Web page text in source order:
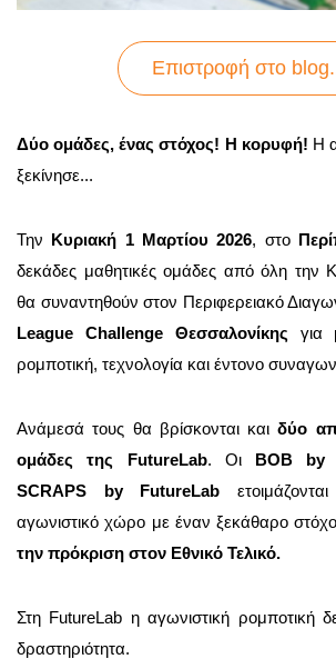
Επιστροφή στo
Δύο ομάδες, ένας στόχος! Η κορυφή! Η
ξεκίνησε...
Την Κυριακή 1 Μαρτίου 2026, στο
δεκάδες μαθητικές ομάδες από όλη την
θα συναντηθούν στον Περιφερειακό
League Challenge Θεσσαλονίκης για
ρομποτική, τεχνολογία και έντονο
Ανάμεσά τους θα βρίσκονται καιδύο
ομάδες της FutureLab. Οι BOB by
SCRAPS by FutureLab
αγωνιστικό χώρο με έναν ξεκάθαρο
την πρόκριση στον Εθνικό Τελικό.
Στη FutureLab η αγωνιστική ρομποτική
δραστηριότητα.